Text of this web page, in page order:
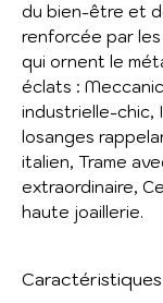
du bien-être et
renforcée par
qui ornent le
éclats :
industrielle-chic,
losanges
italien, Trame
extraordinaire,
haute joaillerie.